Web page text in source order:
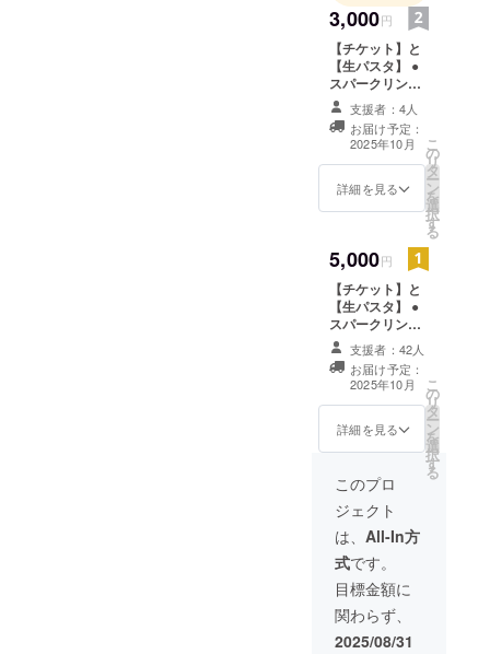
3,000円
【チケット】と
【生パスタ】 ●
スパークリング
ワイン グラス1
杯提供チケット
（1枚）★ノンア
ルコールドリン
クに変更可能★
●お家で作れる
「生パスタ」2食
提供チケット（1
は郵送します。
／チケットの画
像をメールでお
送りいたしま
す。 ・商品は、
初回来店時にお
渡しいたしま
す。スタッフに
さい。 ・有効期
間：2025年10月
月31日までの14
か月間
支援者：4人
お届け予定：
2025年10月
詳細を見る
こ
の
リ
タ
ー
ン
を
選
択
す
る
5,000円
【チケット】と
【生パスタ】 ●
スパークリング
ワイン フルボ
トル1本提供チ
ケット（1枚）★
ノンアルコール
スパークリング1
本に変更可能★
「生パスタ」3食
提供チケット（1
は郵送します。
／チケットの画
像をメールでお
送りいたしま
す。 ・商品は、
初回来店時にお
渡しいたしま
す。スタッフに
支援者：42人
お届け予定：
2025年10月
詳細を見る
こ
の
リ
タ
ー
ン
を
選
択
す
る
このプロ
ジェクト
は、 All-In方
式です。
目標金額に
関わらず、
2025/08/31